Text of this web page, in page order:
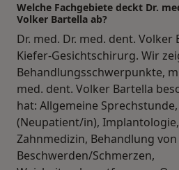
Welche Fachgebiete deckt Dr.
Volker Bartella ab?
Dr. med. Dr. med. dent.
Kiefer-Gesichtschirurg. Wir
Behandlungsschwerpunkte,
med. dent. Volker Bartella
hat: Allgemeine
(Neupatient/in),
Zahnmedizin, Behandlung
Beschwerden/Schmerzen,